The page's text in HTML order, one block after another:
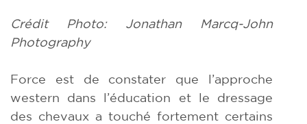
Crédit Photo: Jonathan Marcq-John
Photography
Force est de constater que l’approche
western dans l’éducation et le dressage
des chevaux a touché fortement certains